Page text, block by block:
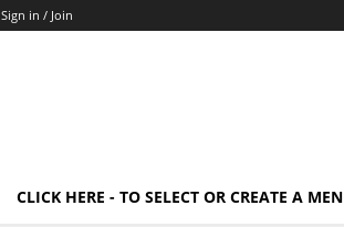
Sign in / Join
CLICK HERE - TO SELECT OR CREATE A